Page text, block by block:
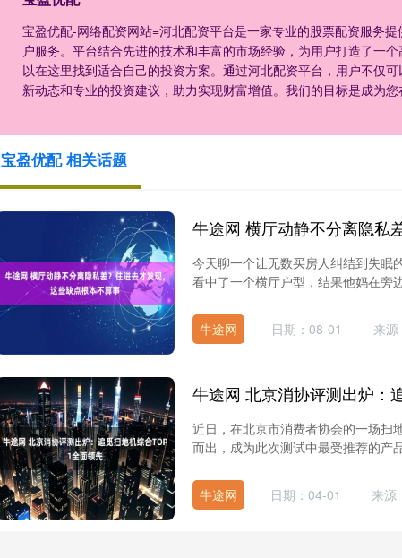
宝盈优配-网络配资网站=河北配资平台是一家专业的股票配资服务
户服务。平台结合先进的技术和丰富的市场经验，为用户打造了一
以在这里找到适合自己的投资方案。通过河北配资平台，用户不仅
新动态和专业的投资建议，助力实现财富增值。我们的目标是成为
宝盈优配 相关话题
今天聊一个让无数买房人纠结到失
看中了一个横厅户型，结果他妈在旁
牛途网 日期：08-01 来
近日，在北京市消费者协会的一场扫
而出，成为此次测试中最受推荐的产
牛途网 日期：04-01 来源